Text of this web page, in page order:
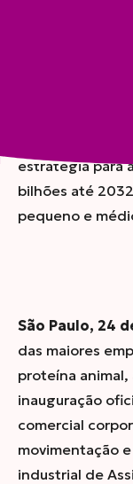
estratégia para
bilhões até
pequeno e
São Paulo, 24
das maiores
proteína
inauguração
comercial
movimentação
industrial de